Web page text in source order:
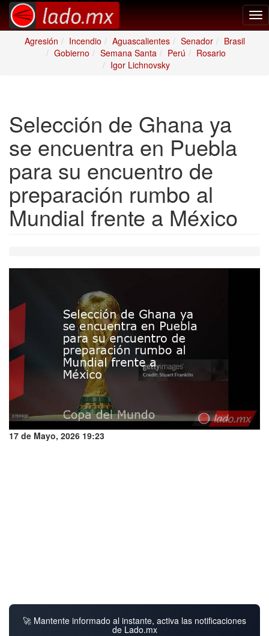
Agresión
Incendio Aguascalientes Senador
Brasil
Gobierno
Semana Santa Perú
Rosario
Igor Lichnovsky
Selección de Ghana ya
se encuentra en Puebla
para su encuentro de
preparación rumbo al
Mundial frente a México
17 de Mayo, 2026 19:23
🚀 Mantente informado al instante, activa las notificaciones
de Lado.mx